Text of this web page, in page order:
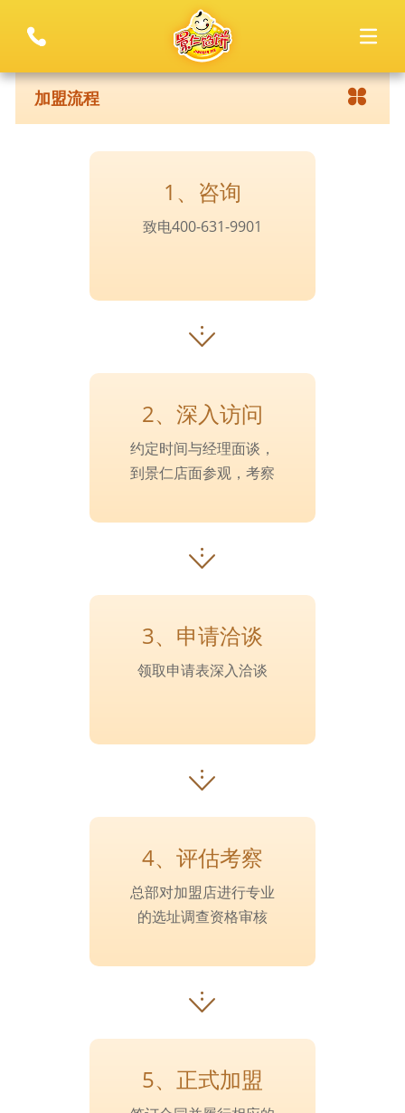
加盟流程
1、咨询
致电400-631-9901
2、深入访问
约定时间与经理面谈，
到景仁店面参观，考察
3、申请洽谈
领取申请表深入洽谈
4、评估考察
总部对加盟店进行专业
的选址调查资格审核
5、正式加盟